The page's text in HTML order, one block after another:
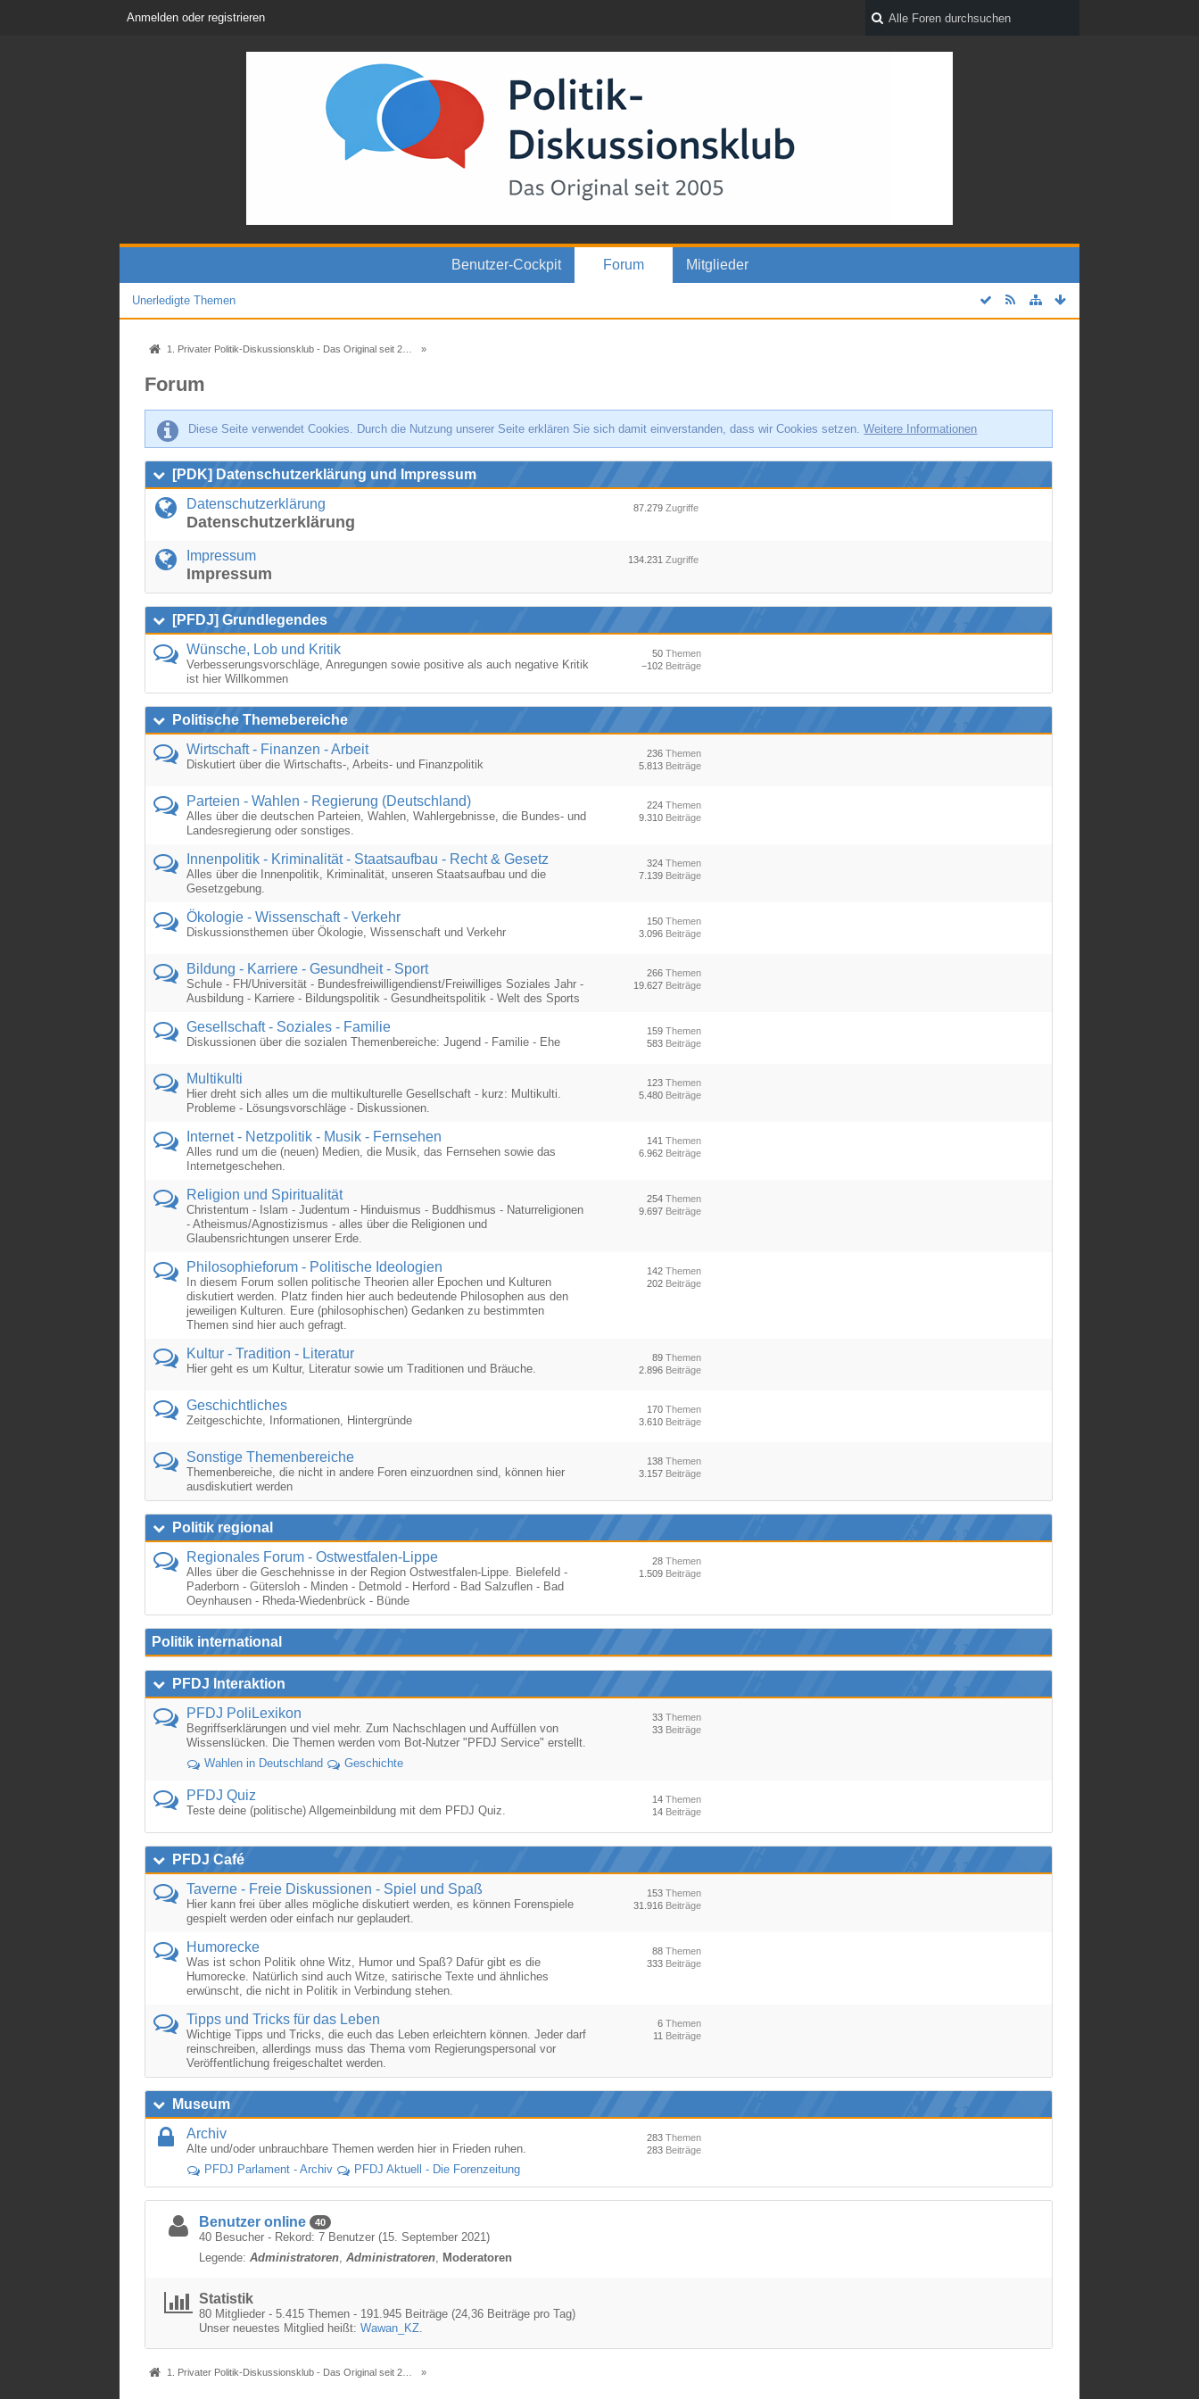
Anmelden oder registrieren
Benutzer-Cockpit Forum Mitglieder
Unerledigte Themen
1. Privater Politik-Diskussionsklub - Das Original seit 2005 »
Forum
Diese Seite verwendet Cookies. Durch die Nutzung unserer Seite erklären Sie sich damit einverstanden, dass wir Cookies setzen.Weitere Informationen
[PDK] Datenschutzerklärung und Impressum
Datenschutzerklärung
Datenschutzerklärung
Zugriffe
87.279
Impressum
Impressum
Zugriffe
134.231
[PFDJ] Grundlegendes
Wünsche, Lob und Kritik
Verbesserungsvorschläge, Anregungen sowie positive als auch negative Kritik
ist hier Willkommen
Themen
50
Beiträge
−102
Politische Themebereiche
Wirtschaft - Finanzen - Arbeit
Diskutiert über die Wirtschafts-, Arbeits- und Finanzpolitik
Themen
236
Beiträge
5.813
Parteien - Wahlen - Regierung (Deutschland)
Alles über die deutschen Parteien, Wahlen, Wahlergebnisse, die Bundes- und
Landesregierung oder sonstiges.
Themen
224
Beiträge
9.310
Innenpolitik - Kriminalität - Staatsaufbau - Recht & Gesetz
Alles über die Innenpolitik, Kriminalität, unseren Staatsaufbau und die
Gesetzgebung.
Themen
324
Beiträge
7.139
Ökologie - Wissenschaft - Verkehr
Diskussionsthemen über Ökologie, Wissenschaft und Verkehr
Themen
150
Beiträge
3.096
Bildung - Karriere - Gesundheit - Sport
Schule - FH/Universität - Bundesfreiwilligendienst/Freiwilliges Soziales Jahr -
Ausbildung - Karriere - Bildungspolitik - Gesundheitspolitik - Welt des Sports
Themen
266
Beiträge
19.627
Gesellschaft - Soziales - Familie
Diskussionen über die sozialen Themenbereiche: Jugend - Familie - Ehe
Themen
159
Beiträge
583
Multikulti
Hier dreht sich alles um die multikulturelle Gesellschaft - kurz: Multikulti.
Probleme - Lösungsvorschläge - Diskussionen.
Themen
123
Beiträge
5.480
Internet - Netzpolitik - Musik - Fernsehen
Alles rund um die (neuen) Medien, die Musik, das Fernsehen sowie das
Internetgeschehen.
Themen
141
Beiträge
6.962
Religion und Spiritualität
Christentum - Islam - Judentum - Hinduismus - Buddhismus - Naturreligionen
- Atheismus/Agnostizismus - alles über die Religionen und
Glaubensrichtungen unserer Erde.
Themen
254
Beiträge
9.697
Philosophieforum - Politische Ideologien
In diesem Forum sollen politische Theorien aller Epochen und Kulturen
diskutiert werden. Platz finden hier auch bedeutende Philosophen aus den
jeweiligen Kulturen. Eure (philosophischen) Gedanken zu bestimmten
Themen sind hier auch gefragt.
Themen
142
Beiträge
202
Kultur - Tradition - Literatur
Hier geht es um Kultur, Literatur sowie um Traditionen und Bräuche.
Themen
89
Beiträge
2.896
Geschichtliches
Zeitgeschichte, Informationen, Hintergründe
Themen
170
Beiträge
3.610
Sonstige Themenbereiche
Themenbereiche, die nicht in andere Foren einzuordnen sind, können hier
ausdiskutiert werden
Themen
138
Beiträge
3.157
Politik regional
Regionales Forum - Ostwestfalen-Lippe
Alles über die Geschehnisse in der Region Ostwestfalen-Lippe. Bielefeld -
Paderborn - Gütersloh - Minden - Detmold - Herford - Bad Salzuflen - Bad
Oeynhausen - Rheda-Wiedenbrück - Bünde
Themen
28
Beiträge
1.509
Politik international
PFDJ Interaktion
PFDJ PoliLexikon
Begriffserklärungen und viel mehr. Zum Nachschlagen und Auffüllen von
Wissenslücken. Die Themen werden vom Bot-Nutzer "PFDJ Service" erstellt.
Themen
33
Beiträge
33
Wahlen in Deutschland Geschichte
PFDJ Quiz
Teste deine (politische) Allgemeinbildung mit dem PFDJ Quiz.
Themen
14
Beiträge
14
PFDJ Café
Taverne - Freie Diskussionen - Spiel und Spaß
Hier kann frei über alles mögliche diskutiert werden, es können Forenspiele
gespielt werden oder einfach nur geplaudert.
Themen
153
Beiträge
31.916
Humorecke
Was ist schon Politik ohne Witz, Humor und Spaß? Dafür gibt es die
Humorecke. Natürlich sind auch Witze, satirische Texte und ähnliches
erwünscht, die nicht in Politik in Verbindung stehen.
Themen
88
Beiträge
333
Tipps und Tricks für das Leben
Wichtige Tipps und Tricks, die euch das Leben erleichtern können. Jeder darf
reinschreiben, allerdings muss das Thema vom Regierungspersonal vor
Veröffentlichung freigeschaltet werden.
Themen
6
Beiträge
11
Museum
Archiv
Alte und/oder unbrauchbare Themen werden hier in Frieden ruhen.
Themen
283
Beiträge
283
PFDJ Parlament - Archiv PFDJ Aktuell - Die Forenzeitung
Benutzer online 40
40 Besucher - Rekord: 7 Benutzer (15. September 2021)
Legende: Administratoren Administratoren Moderatoren
Statistik
80 Mitglieder - 5.415 Themen - 191.945 Beiträge (24,36 Beiträge pro Tag)
Unser neuestes Mitglied heißt:Wawan_KZ.
1. Privater Politik-Diskussionsklub - Das Original seit 2005 »